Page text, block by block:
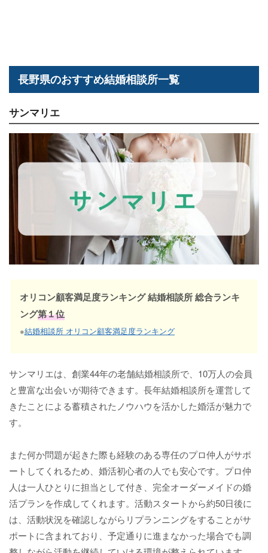
長野県のおすすめ結婚相談所一覧
サンマリエ
オリコン顧客満足度ランキング 結婚相談所 総合ランキ
ング第１位
※結婚相談所 オリコン顧客満足度ランキング
サンマリエは、創業44年の老舗結婚相談所で、10万人の会員
と豊富な出会いが期待できます。長年結婚相談所を運営して
きたことによる蓄積されたノウハウを活かした婚活が魅力で
す。
また何か問題が起きた際も経験のある専任のプロ仲人がサポ
ートしてくれるため、婚活初心者の人でも安心です。プロ仲
人は一人ひとりに担当として付き、完全オーダーメイドの婚
活プランを作成してくれます。活動スタートから約50日後に
は、活動状況を確認しながらリプランニングをすることがサ
ポートに含まれており、予定通りに進まなかった場合でも調